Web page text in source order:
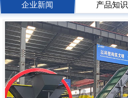
品
视
频
现
场
方
案
动
企业新闻 产品知识